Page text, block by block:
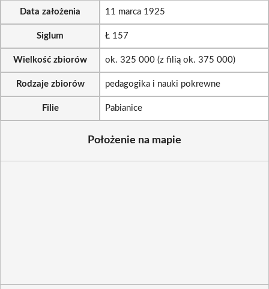
Data założenia 11 marca 1925
Siglum Ł 157
Wielkość zbiorów ok. 325 000 (z filią ok. 375 000)
Rodzaje zbiorów pedagogika i nauki pokrewne
Filie Pabianice
Położenie na mapie